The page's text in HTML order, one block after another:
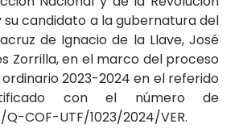
candidato a la gubernatura del
de Ignacio de la Llave, José
Zorrilla, en el marco del proceso
2023-2024 en el referido
con el número de
COF-UTF/1023/2024/VER.